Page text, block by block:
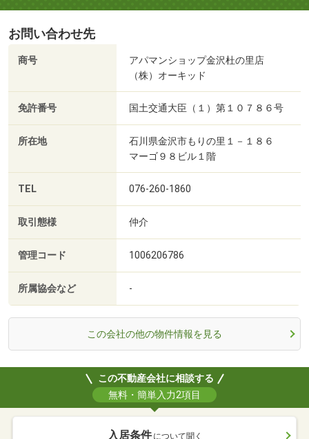
お問い合わせ先
商号
アパマンショップ金沢杜の里店
（株）オーキッド
免許番号 国土交通大臣（１）第１０７８６号
所在地
石川県金沢市もりの里１－１８６
マーゴ９８ビル１階
TEL 076-260-1860
取引態様 仲介
管理コード 1006206786
所属協会など -
この会社の他の物件情報を見る
この不動産会社に相談する
無料・簡単入力2項目
入居条件 について聞く